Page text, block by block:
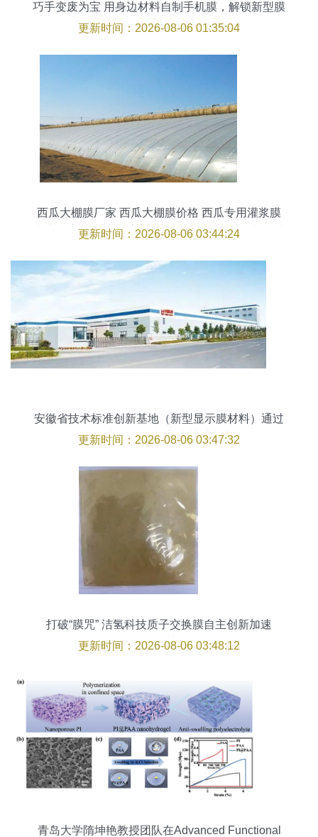
巧手变废为宝 用身边材料自制手机膜，解锁新型膜
料的省钱妙招
更新时间：2026-08-06 01:35:04
西瓜大棚膜厂家 西瓜大棚膜价格 西瓜专用灌浆膜
生产厂家 青州市聚宝塑料厂 灌浆膜,聚乙烯膜,西瓜
更新时间：2026-08-06 03:44:24
安徽省技术标准创新基地（新型显示膜材料）通过
验收，新型膜材料制造获重大突破
更新时间：2026-08-06 03:47:32
打破“膜咒” 洁氢科技质子交换膜自主创新加速
氢“芯”国产化
更新时间：2026-08-06 03:48:12
青岛大学隋坤艳教授团队在Advanced Functional